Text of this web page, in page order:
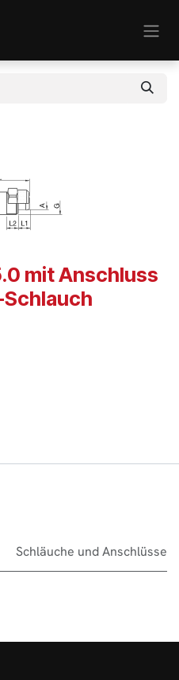
mit Anschluss
Schlauch
Schläuche und Anschlüsse